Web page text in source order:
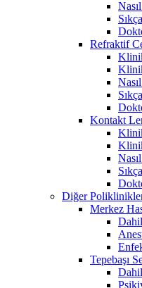
Refraktif
Kontakt
Diğer
Merkez
Tepebaşı